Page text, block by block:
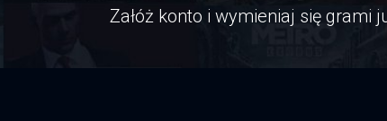
Załóż konto i wymieniaj się grami